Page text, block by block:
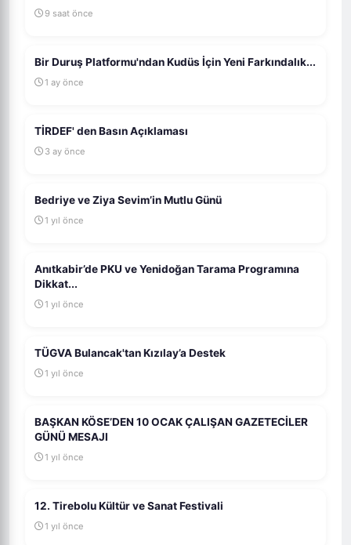
9 saat önce
Bir Duruş Platformu'ndan Kudüs İçin Yeni Farkındalık...
1 ay önce
TİRDEF' den Basın Açıklaması
3 ay önce
Bedriye ve Ziya Sevim’in Mutlu Günü
1 yıl önce
Anıtkabir’de PKU ve Yenidoğan Tarama Programına
Dikkat...
1 yıl önce
TÜGVA Bulancak'tan Kızılay’a Destek
1 yıl önce
BAŞKAN KÖSE’DEN 10 OCAK ÇALIŞAN GAZETECİLER
GÜNÜ MESAJI
1 yıl önce
12. Tirebolu Kültür ve Sanat Festivali
1 yıl önce